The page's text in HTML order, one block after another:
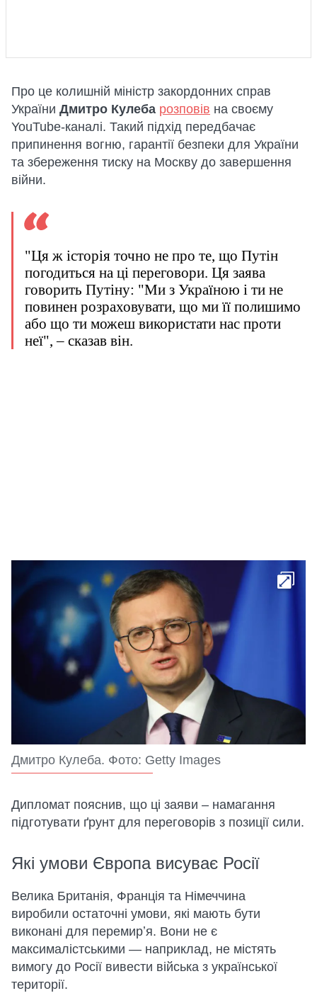
Про це колишній міністр закордонних справ
України Дмитро Кулеба розповів на своєму
YouTube-каналі. Такий підхід передбачає
припинення вогню, гарантії безпеки для України
та збереження тиску на Москву до завершення
війни.
"Ця ж історія точно не про те, що Путін
погодиться на ці переговори. Ця заява
говорить Путіну: "Ми з Україною і ти не
повинен розраховувати, що ми її полишимо
або що ти можеш використати нас проти
неї", – сказав він.
Дмитро Кулеба. Фото: Getty Images
Дипломат пояснив, що ці заяви – намагання
підготувати ґрунт для переговорів з позиції сили.
Які умови Європа висуває Росії
Велика Британія, Франція та Німеччина
виробили остаточні умови, які мають бути
виконані для перемирʼя. Вони не є
максималістськими — наприклад, не містять
вимогу до Росії вивести війська з української
території.